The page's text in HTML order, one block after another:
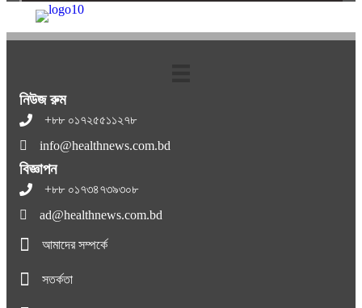
নিউজ রুম
+৮৮ ০১৭২৫৫১১২৭৮
info@healthnews.com.bd
বিজ্ঞাপন
+৮৮ ০১৭৩৪৭৩৯৩০৮
ad@healthnews.com.bd
আমাদের সম্পর্কে
সতর্কতা